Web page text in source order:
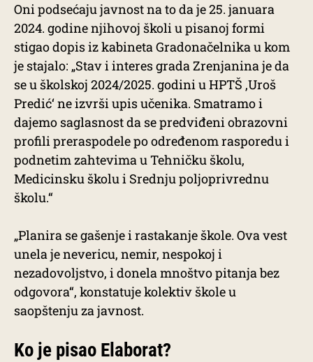
Oni podsećaju javnost na to da je 25. januara
2024. godine njihovoj školi u pisanoj formi
stigao dopis iz kabineta Gradonačelnika u kom
je stajalo: „Stav i interes grada Zrenjanina je da
se u školskoj 2024/2025. godini u HPTŠ ‚Uroš
Predić‘ ne izvrši upis učenika. Smatramo i
dajemo saglasnost da se predviđeni obrazovni
profili preraspodele po određenom rasporedu i
podnetim zahtevima u Tehničku školu,
Medicinsku školu i Srednju poljoprivrednu
školu.“
„Planira se gašenje i rastakanje škole. Ova vest
unela je nevericu, nemir, nespokoj i
nezadovoljstvo, i donela mnoštvo pitanja bez
odgovora“, konstatuje kolektiv škole u
saopštenju za javnost.
Ko je pisao Elaborat?